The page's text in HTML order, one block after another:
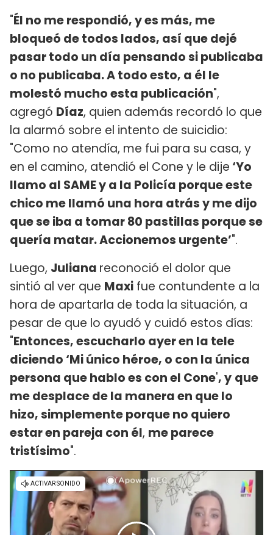
"Él no me respondió, y es más, me
bloqueó de todos lados, así que dejé
pasar todo un día pensando si publicaba
o no publicaba. A todo esto, a él le
molestó mucho esta publicación",
agregó Díaz, quien además recordó lo que
la alarmó sobre el intento de suicidio:
"Como no atendía, me fui para su casa, y
en el camino, atendió el Cone y le dije ‘Yo
llamo al SAME y a la Policía porque este
chico me llamó una hora atrás y me dijo
que se iba a tomar 80 pastillas porque se
quería matar. Accionemos urgente’".
Luego, Juliana reconoció el dolor que
sintió al ver que Maxi fue contundente a la
hora de apartarla de toda la situación, a
pesar de que lo ayudó y cuidó estos días:
"Entonces, escucharlo ayer en la tele
diciendo ‘Mi único héroe, o con la única
persona que hablo es con el Cone', y que
me desplace de la manera en que lo
hizo, simplemente porque no quiero
estar en pareja con él, me parece
tristísimo".